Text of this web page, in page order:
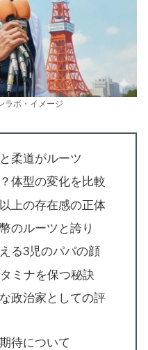
ラボ・イメージ
柔道がルーツ
体型の変化を比較
上の存在感の正体
のルーツと誇り
る3児のパパの顔
ミナを保つ秘訣
政治家としての評
待について